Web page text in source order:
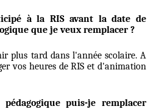
à la RIS avant la date de
que je veux remplacer ?
plus tard dans l'année scolaire. A
vos heures de RIS et d'animation
puis-je remplacer